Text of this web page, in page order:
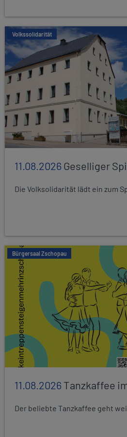
Volkssolidarität
11.08.2026Geselliger
Die Volksolidarität lädt ein zum
Bürgersaal Zschopau
11.08.2026Tanzkaffee
Der beliebte Tanzkaffee geht